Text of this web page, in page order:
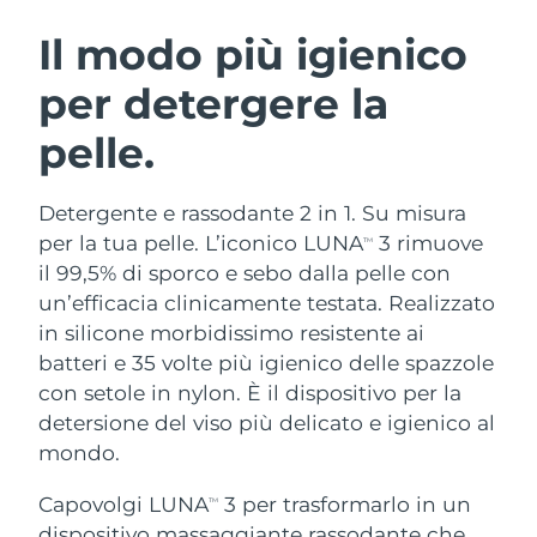
Il modo più igienico
per detergere la
pelle.
Detergente e rassodante 2 in 1. Su misura
per la tua pelle. L’iconico LUNATM
3 rimuove
il 99,5% di sporco e sebo dalla pelle con
un’efficacia clinicamente testata. Realizzato
in silicone morbidissimo resistente ai
batteri e 35 volte più igienico delle spazzole
con setole in nylon. È il dispositivo per la
detersione del viso più delicato e igienico al
mondo.
Capovolgi LUNATM
3 per trasformarlo in un
Detersione viso
Anti-aging massage
LUNA™ 4 Plus
Massage, LED heating
LUNA™ 4 Men
Microcurrent toning
BEAR™ 2 go
Microcurrent toning on-the-go
BEAR™ 2 eyes & lips
Idratazione
UFO™ 3 pacchetto
Deep facial hydration
UFO™ 3 LED
device
Igiene orale
issa™ 4
Hybrid silicone sonic toothbrush
TRATTAMENTI ANTI-AGE FAQ™
Anti-age Trattamenti LED
NEW
Austria Consegna stimata
Bahrein Consegna stimata
Belgio
Bermuda Consegna stimata 8/15/26
Bosnia ed
Erzegovina
Consegna stimata8/12/26
Brunei Consegna stimata
Bulgaria Consegna stimata8/9/26
Canada
Cile Consegna stimata 8/13/26